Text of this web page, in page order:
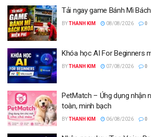
Tải ngay game Bánh Mì
BYTHANH KIM 08/08/2026 0
Khóa học AI For Beginners
BYTHANH KIM 07/08/2026 0
PetMatch – Ứng dụng nhận
toàn, minh bạch
BYTHANH KIM 06/08/2026 0